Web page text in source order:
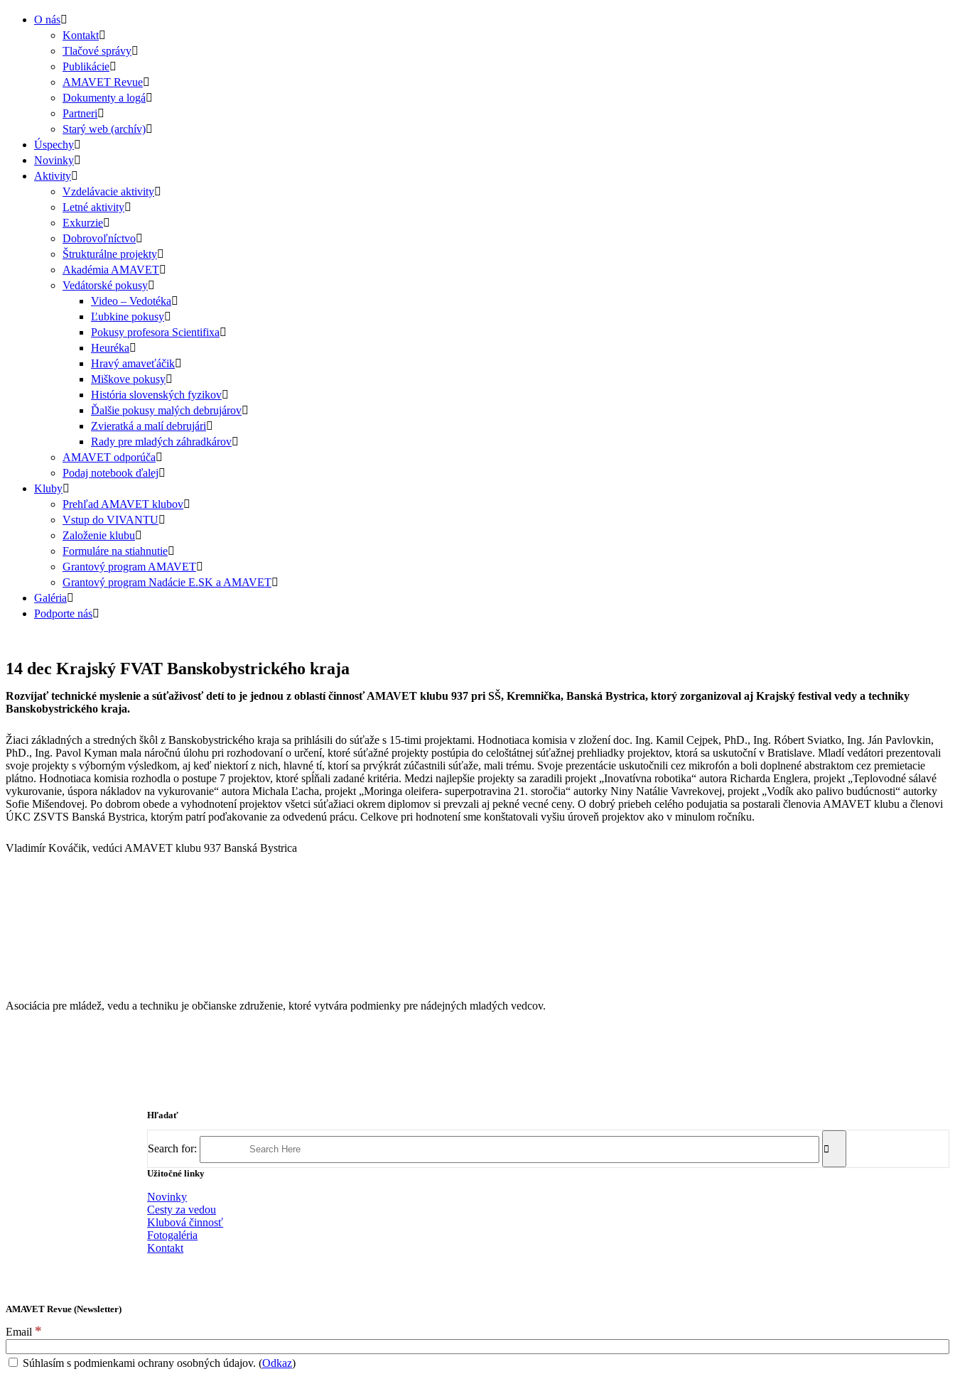
O nás
Kontakt
Tlačové správy
Publikácie
AMAVET Revue
Dokumenty a logá
Partneri
Starý web (archív)
Úspechy
Novinky
Aktivity
Vzdelávacie aktivity
Letné aktivity
Exkurzie
Dobrovoľníctvo
Štrukturálne projekty
Akadémia AMAVET
Vedátorské pokusy
Video – Vedotéka
Ľubkine pokusy
Pokusy profesora Scientifixa
Heuréka
Hravý amaveťáčik
Miškove pokusy
História slovenských fyzikov
Ďalšie pokusy malých debrujárov
Zvieratká a malí debrujári
Rady pre mladých záhradkárov
AMAVET odporúča
Podaj notebook ďalej
Kluby
Prehľad AMAVET klubov
Vstup do VIVANTU
Založenie klubu
Formuláre na stiahnutie
Grantový program AMAVET
Grantový program Nadácie E.SK a AMAVET
Galéria
Podporte nás
14 dec Krajský FVAT Banskobystrického kraja
Rozvíjať technické myslenie a súťaživosť detí to je jednou z oblastí činnosť AMAVET klubu 937 pri SŠ, Kremnička, Banská Bystrica, ktorý zorganizoval aj Krajský festival vedy a techniky
Banskobystrického kraja.
Žiaci základných a stredných škôl z Banskobystrického kraja sa prihlásili do súťaže s 15-timi projektami. Hodnotiaca komisia v zložení doc. Ing. Kamil Cejpek, PhD., Ing. Róbert Sviatko, Ing. Ján Pavlovkin,
PhD., Ing. Pavol Kyman mala náročnú úlohu pri rozhodovaní o určení, ktoré súťažné projekty postúpia do celoštátnej súťažnej prehliadky projektov, ktorá sa uskutoční v Bratislave. Mladí vedátori prezentovali
svoje projekty s výborným výsledkom, aj keď niektorí z nich, hlavné tí, ktorí sa prvýkrát zúčastnili súťaže, mali trému. Svoje prezentácie uskutočnili cez mikrofón a boli doplnené abstraktom cez premietacie
plátno. Hodnotiaca komisia rozhodla o postupe 7 projektov, ktoré spĺňali zadané kritéria. Medzi najlepšie projekty sa zaradili projekt „Inovatívna robotika“ autora Richarda Englera, projekt „Teplovodné sálavé
vykurovanie, úspora nákladov na vykurovanie“ autora Michala Ľacha, projekt „Moringa oleifera- superpotravina 21. storočia“ autorky Niny Natálie Vavrekovej, projekt „Vodík ako palivo budúcnosti“ autorky
Sofie Mišendovej. Po dobrom obede a vyhodnotení projektov všetci súťažiaci okrem diplomov si prevzali aj pekné vecné ceny. O dobrý priebeh celého podujatia sa postarali členovia AMAVET klubu a členovi
ÚKC ZSVTS Banská Bystrica, ktorým patrí poďakovanie za odvedenú prácu. Celkove pri hodnotení sme konštatovali vyšiu úroveň projektov ako v minulom ročníku.
Vladimír Kováčik, vedúci AMAVET klubu 937 Banská Bystrica
Asociácia pre mládež, vedu a techniku je občianske združenie, ktoré vytvára podmienky pre nádejných mladých vedcov.
Hľadať
Search for:
Užitočné linky
Novinky
Cesty za vedou
Klubová činnosť
Fotogaléria
Kontakt
AMAVET Revue (Newsletter)
Email *
Súhlasím s podmienkami ochrany osobných údajov. (Odkaz)